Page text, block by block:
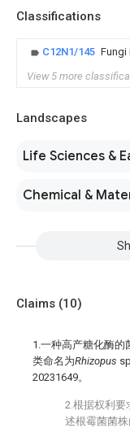
Classifications
C12N1/145 Fungi
View 5 more
Landscapes
Life Sciences &
Chemical &
Claims (10)
1.一种高产糖化酶的
类命名为Rhizopus
20231649。
2.根据权利要
述根霉菌菌